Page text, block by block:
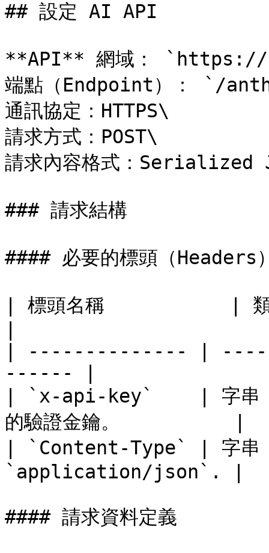
## 設定 AI API
**API** 網域：
端點（Endpoint）： `/
通訊協定：HTTPS\
請求方式：POST\
請求內容格式：Serialized
### 請求結構
#### 必要的標頭（Headers
| 標頭名稱           |
| -------------- |
------ |
| `x-api-key`    | 字串（
的驗證金鑰。          |
| `Content-Type` | 字串
`application/json`. |
#### 請求資料定義